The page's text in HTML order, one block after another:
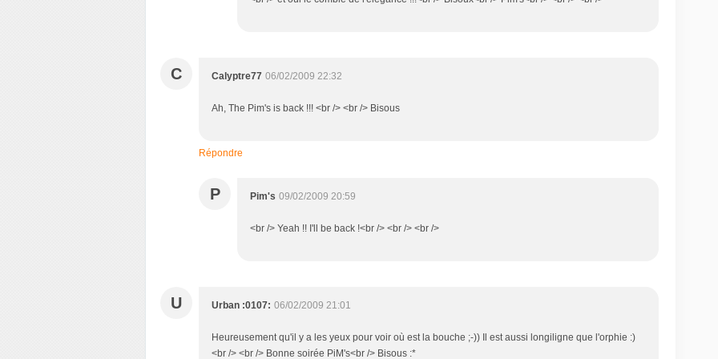
C Calyptre77 06/02/2009 22:32
Ah, The Pim's is back !!! <br /> <br /> Bisous
Répondre
P Pim's 09/02/2009 20:59
<br /> Yeah !! I'll be back !<br /> <br /> <br />
U Urban :0107: 06/02/2009 21:01
Heureusement qu'il y a les yeux pour voir où est la bouche ;-)) Il est aussi longiligne que l'orphie :)
<br /> <br /> Bonne soirée PiM's<br /> Bisous :*